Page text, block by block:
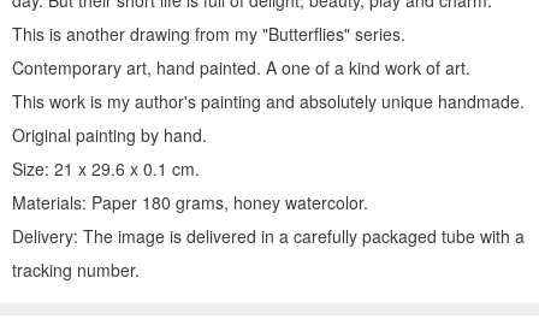
This is another drawing from my "Butterflies" series.
Contemporary art, hand painted. A one of a kind work of art.
This work is my author's painting and absolutely unique handmade.
Original painting by hand.
Size: 21 x 29.6 x 0.1 cm.
Materials: Paper 180 grams, honey watercolor.
Delivery: The image is delivered in a carefully packaged tube with a
tracking number.